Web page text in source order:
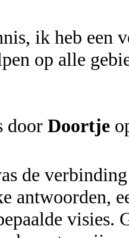
ik heb een
op alle
door Doortje
de
antwoorden,
visies.